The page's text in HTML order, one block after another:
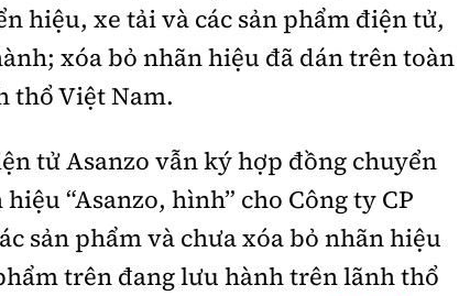
hiệu, xe tải và các sản phẩm điện tử,
xóa bỏ nhãn hiệu đã dán trên toàn
thổ Việt Nam.
tử Asanzo vẫn ký hợp đồng chuyển
“Asanzo, hình” cho Công ty CP
sản phẩm và chưa xóa bỏ nhãn hiệu
trên đang lưu hành trên lãnh thổ